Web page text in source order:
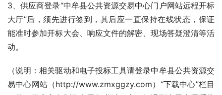
3、供应商登录“中牟县公共资源交易中心门户网站远程开标
大厅”后，须先进行签到，其后应一直保持在线状态，保证
能准时参加开标大会、响应文件的解密、现场答疑澄清等活
动。
（说明：相关驱动和电子投标工具请登录中牟县公共资源交
易中心网站（http://www.zmxggzy.com）“下载中心”栏目